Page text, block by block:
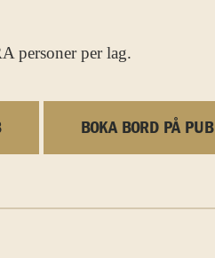
personer per lag.
BOKA BORD PÅ PUB